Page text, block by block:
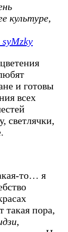
культуре,
и готовы
всех
светлячки,
то… я
такая пора,
,